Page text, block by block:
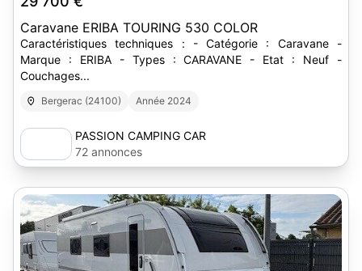
Caravane ERIBA TOURING 530 COLOR
Caractéristiques techniques : - Catégorie : Caravane -
Marque : ERIBA - Types : CARAVANE - Etat : Neuf -
Couchages...
Bergerac (24100) Année 2024
PASSION CAMPING CAR
72 annonces